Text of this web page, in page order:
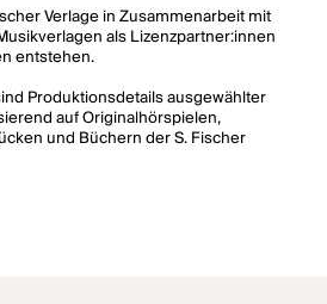
Verlage in Zusammenarbeit mit
als Lizenzpartner:innen
entstehen.
Produktionsdetails ausgewählter
auf Originalhörspielen,
und Büchern der S. Fischer